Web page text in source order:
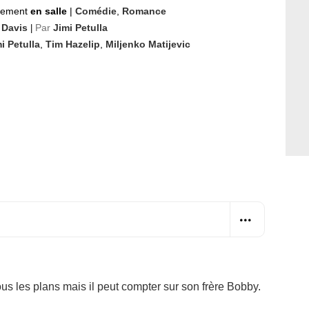
en salle | Comédie Romance
| Par Jimi Petulla
Petulla Tim Hazelip Miljenko Matijevic
les plans mais il peut compter sur son frère Bobby.